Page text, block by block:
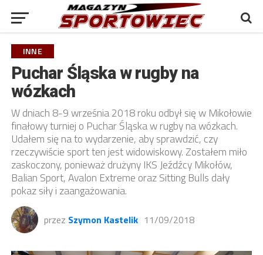
INNE
Puchar Śląska w rugby na
wózkach
W dniach 8-9 września 2018 roku odbył się w Mikołowie
finałowy turniej o Puchar Śląska w rugby na wózkach.
Udałem się na to wydarzenie, aby sprawdzić, czy
rzeczywiście sport ten jest widowiskowy. Zostałem miło
zaskoczony, ponieważ drużyny IKS Jeźdźcy Mikołów,
Balian Sport, Avalon Extreme oraz Sitting Bulls dały
pokaz siły i zaangażowania.
przez Szymon Kastelik 11/09/2018